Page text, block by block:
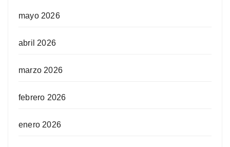
mayo 2026
abril 2026
marzo 2026
febrero 2026
enero 2026